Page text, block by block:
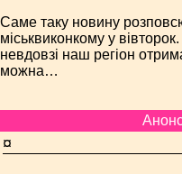
Саме таку новину
міськвиконкому у
невдовзі наш регіон
можна…
¤